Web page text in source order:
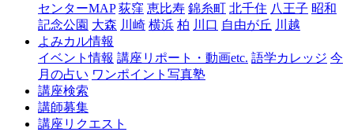
センターMAP 荻窪 恵比寿 錦糸町 北千住 八王子 昭和
記念公園 大森 川崎 横浜 柏 川口 自由が丘 川越
よみカル情報
イベント情報 講座リポート・動画etc. 語学カレッジ 今
月の占い ワンポイント写真塾
講座検索
講師募集
講座リクエスト